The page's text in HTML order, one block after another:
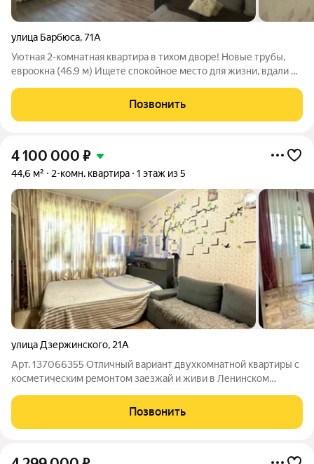
улица Барбюса,71А
Уютная 2-комнатная квартира в тихом дворе! Новые трубы,
евроокна (46.9 м) Ищете спокойное место для жизни, вдали от
квартира расположена в глубине двора, где царит тишина, а из
окон открывается
Позвонить
4 100 000 ₽
44,6 м² 2-комн. квартира 1 этаж из 5
улица Дзержинского, 21А
Арт. 137066355 Отличный вариант двухкомнатной квартиры с
косметическим ремонтом заезжай и живи в Ленинском
Чайкиной).Дом кирпичный, 1973 года, высокий первый этаж
очень удобно для семей с
Позвонить